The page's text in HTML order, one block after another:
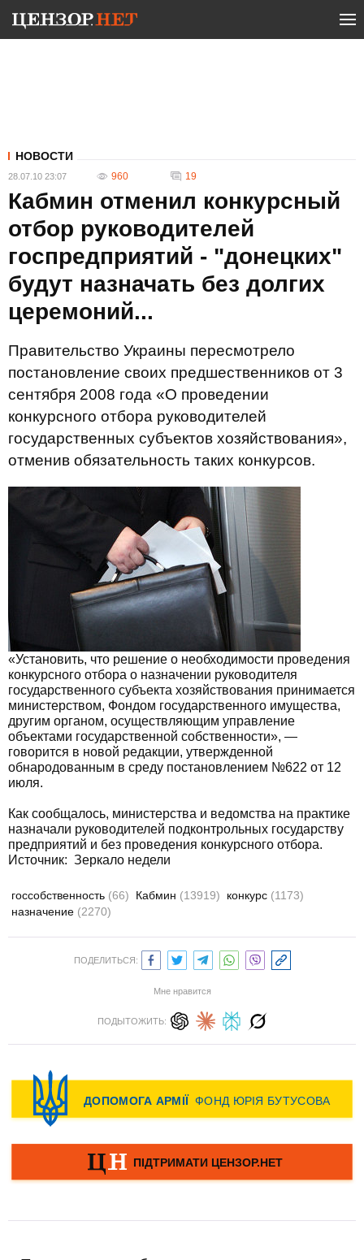
НОВОСТИ
28.07.10 23:07 960 19
Кабмин отменил конкурсный
отбор руководителей
госпредприятий - "донецких"
будут назначать без долгих
церемоний...
Правительство Украины пересмотрело
постановление своих предшественников от 3
сентября 2008 года «О проведении
конкурсного отбора руководителей
государственных субъектов хозяйствования»,
отменив обязательность таких конкурсов.
«Установить, что решение о необходимости проведения
конкурсного отбора о назначении руководителя
государственного субъекта хозяйствования принимается
министерством, Фондом государственного имущества,
другим органом, осуществляющим управление
объектами государственной собственности», —
говорится в новой редакции, утвержденной
обнародованным в среду постановлением №622 от 12
июля.
Как сообщалось, министерства и ведомства на практике
назначали руководителей подконтрольных государству
предприятий и без проведения конкурсного отбора.
Источник: Зеркало недели
госсобственность (66) Кабмин (13919) конкурс (1173)
назначение (2270)
ПОДЕЛИТЬСЯ:
Мне нравится
ПОДЫТОЖИТЬ: